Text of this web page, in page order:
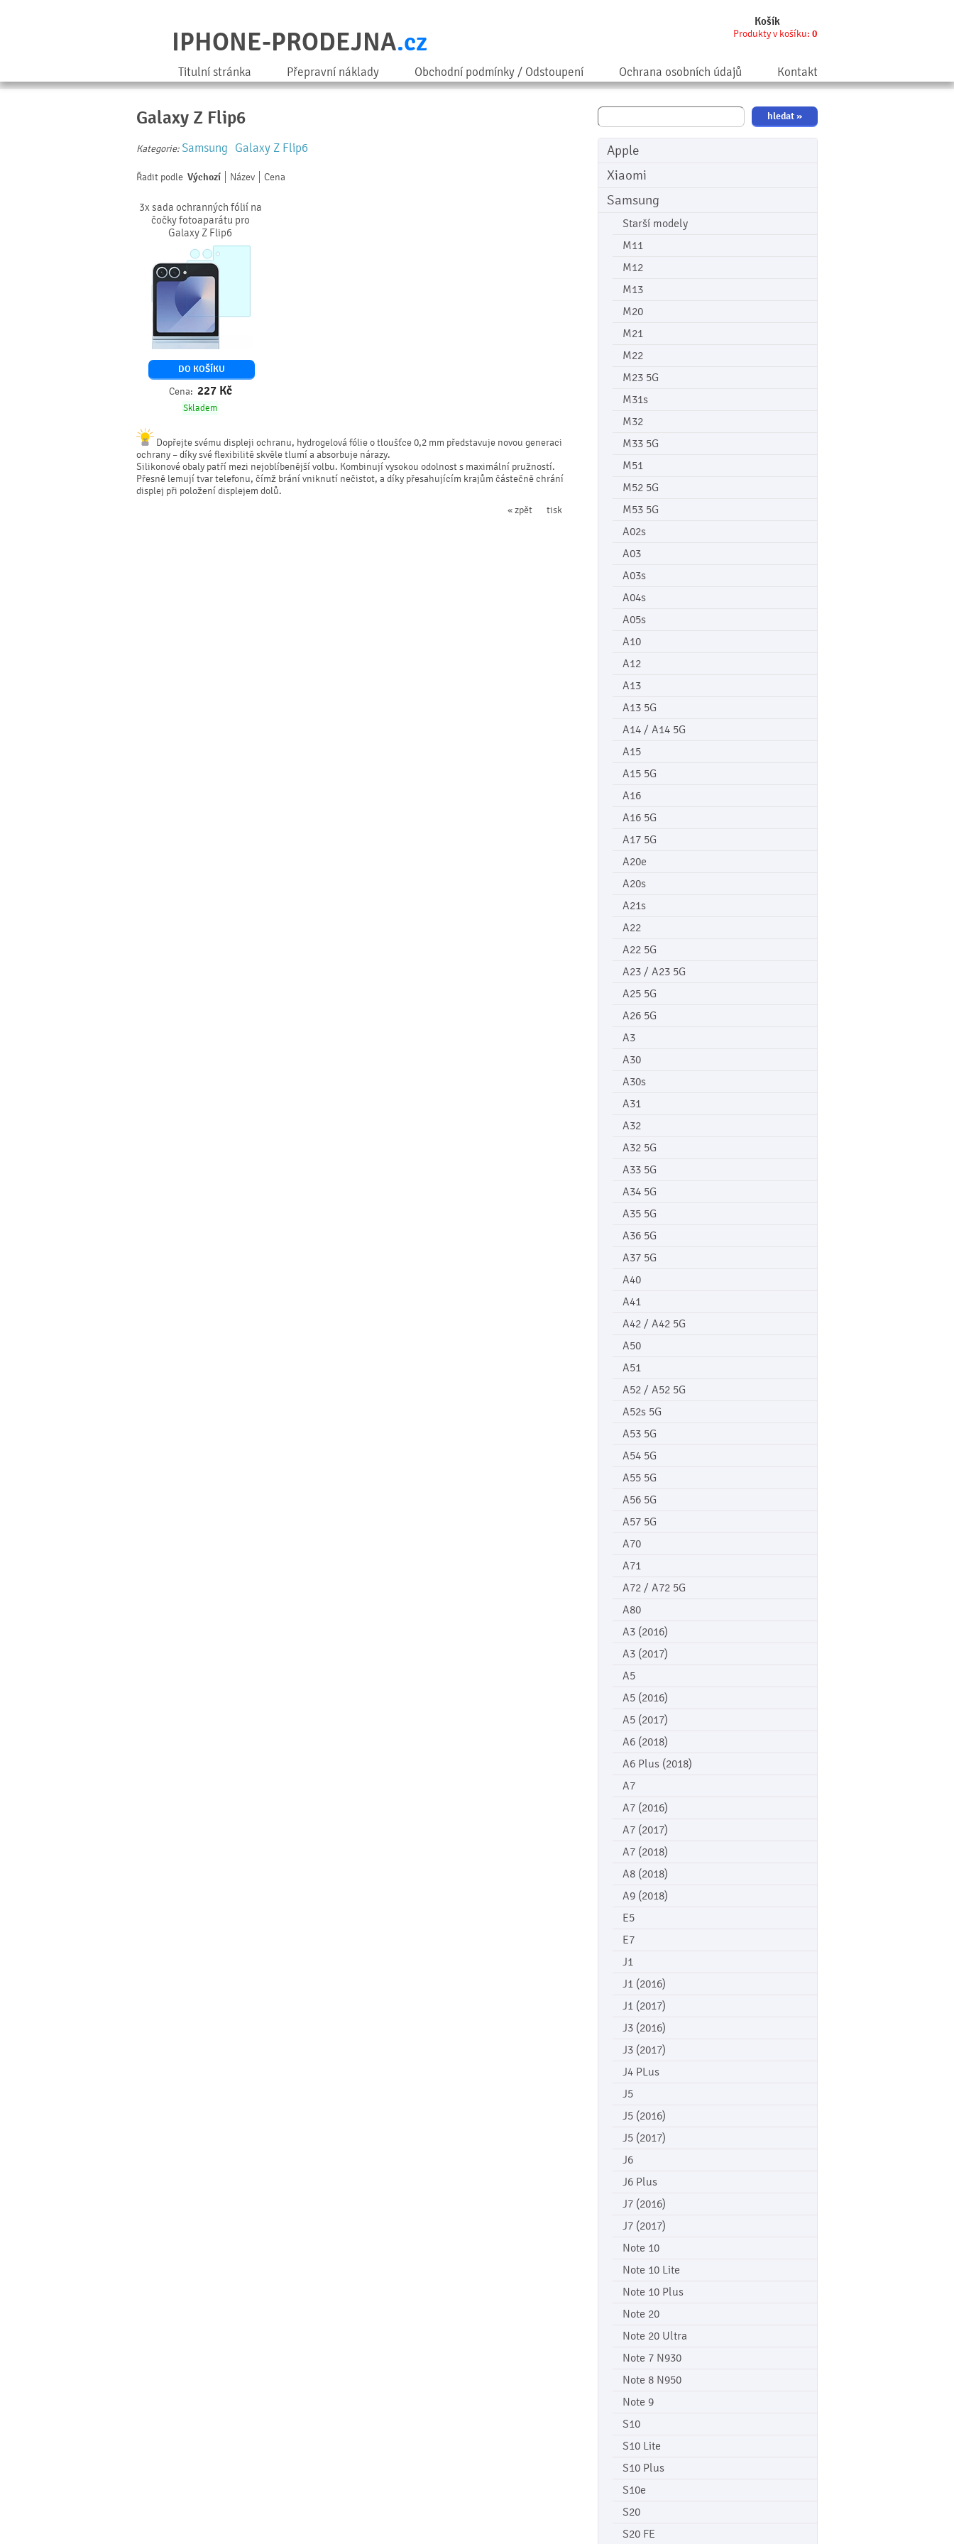
Košík
Produkty v košíku: 0
IPHONE-PRODEJNA.cz
Titulní stránka Přepravní náklady Obchodní podmínky / Odstoupení Ochrana osobních údajů Kontakt
Apple
Xiaomi
Samsung
Starší modely
M11
M12
M13
M20
M21
M22
M23 5G
M31s
M32
M33 5G
M51
M52 5G
M53 5G
A02s
A03
A03s
A04s
A05s
A10
A12
A13
A13 5G
A14 / A14 5G
A15
A15 5G
A16
A16 5G
A17 5G
A20e
A20s
A21s
A22
A22 5G
A23 / A23 5G
A25 5G
A26 5G
A3
A30
A30s
A31
A32
A32 5G
A33 5G
A34 5G
A35 5G
A36 5G
A37 5G
A40
A41
A42 / A42 5G
A50
A51
A52 / A52 5G
A52s 5G
A53 5G
A54 5G
A55 5G
A56 5G
A57 5G
A70
A71
A72 / A72 5G
A80
A3 (2016)
A3 (2017)
A5
A5 (2016)
A5 (2017)
A6 (2018)
A6 Plus (2018)
A7
A7 (2016)
A7 (2017)
A7 (2018)
A8 (2018)
A9 (2018)
E5
E7
J1
J1 (2016)
J1 (2017)
J3 (2016)
J3 (2017)
J4 PLus
J5
J5 (2016)
J5 (2017)
J6
J6 Plus
J7 (2016)
J7 (2017)
Note 10
Note 10 Lite
Note 10 Plus
Note 20
Note 20 Ultra
Note 7 N930
Note 8 N950
Note 9
S10
S10 Lite
S10 Plus
S10e
S20
S20 FE
Galaxy Z Flip6
Kategorie:Samsung Galaxy Z Flip6
Řadit podle Výchozí Název Cena
3x sada ochranných fólií na
čočky fotoaparátu pro
Galaxy Z Flip6
DO KOŠÍKU
Cena: 227 Kč
Skladem
Dopřejte svému displeji ochranu, hydrogelová fólie o tloušťce 0,2 mm představuje novou generaci
ochrany – díky své flexibilitě skvěle tlumí a absorbuje nárazy.
Silikonové obaly patří mezi nejoblíbenější volbu. Kombinují vysokou odolnost s maximální pružností.
Přesně lemují tvar telefonu, čímž brání vniknutí nečistot, a díky přesahujícím krajům částečně chrání
displej při položení displejem dolů.
tisk
« zpět